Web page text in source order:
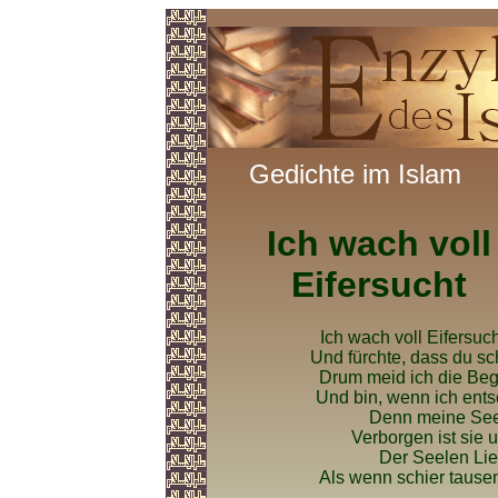
Gedichte im Islam
Ich wach voll
Eifersucht
Ich wach voll
Und fürchte, dass du
Drum meid ich die
Und bin, wenn ich
Denn meine
Verborgen ist sie
Der Seelen
Als wenn schier